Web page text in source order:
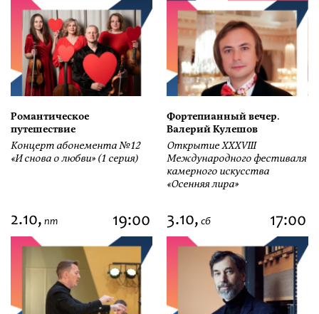
Романтическое
путешествие
Концерт абонемента №12
«И снова о любви» (1 серия)
Фортепианный вечер.
Валерий Кулешов
Открытие ХХХVIII
Международного фестиваля
камерного искусства
«Осенняя лира»
2.10, пт 19:00 3.10, сб 17:00